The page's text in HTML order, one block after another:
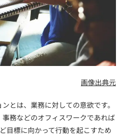
画像出典元
とは、業務に対しての意欲です。
務などのオフィスワークであれば
目標に向かって行動を起こすため